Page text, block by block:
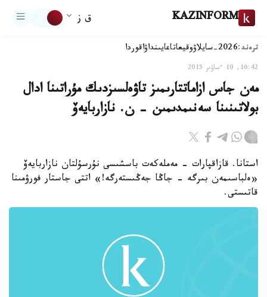
KAZINFORM ق ز
ترەند:2026-سايلاۋ وقيعاتاعايىنداۋاقوردا
16:42, 10 ءساۋىر 2015
مەن جاس ازاماتتارىمىز تاۋەلسىزدىك مۇراتىنا ادال
بولاتىنىنا سەنىمدىمىن - ن. نازاربايەۆ
استانا. قازاقپارات - مەملەكەت باسشىسى نۇرسۇلتان نازاربايەۆ
«ەلباسىمەن بىرگە - جاڭا جەڭىستەرگە!» اتتى جاستار فورۋمىنا
قاتىستى.